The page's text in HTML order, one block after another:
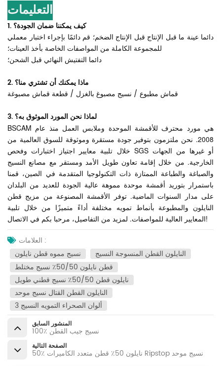
التعليمات
1. كيف يمكننا ضمان الجودة؟
دائما عينة ما قبل الإنتاج قبل الإنتاج الضخم؛ قم دائمًا بإجراء اختبار معملي
للمجموعة الكاملة من المواصفات الخاصة بأخذ العينات؛
دائما التفتيش النهائي قبل الشحن؛
2. ماذا يمكنك أن تشتري منا؟
قماش مطبوع / نسيج مصبوغ بالغزل / قطعة قماش مصبوغة
3. لماذا نحن المورد الموثوق به؟
BSCAM هي مورد محترف للأقمشة الموحدة وملابس العمل منذ عام
2008. نحن ملتزمون بتوفير جودة مستقرة وموثوقة للسوق العالمية من
خلال تلبية معايير اجتياز اختبارات وفحص SGS أو غيرها من الجهات
الخارجية. من خلال إقامة تعاون طويل الأمد ومستقر مع مصانع النسيج
والصباغة والطباعة الممتازة ذات التكنولوجيا المتقدمة في الصين، قمنا
باستمرار بتوريد أقمشة موحدة مموهة عالية الجودة للعديد من البلدان
على مدار السنوات الماضية. توفر الأقمشة المصنوعة من مزيج قطن
النايلون والمطبوعة بأنماط تمويه مختلفة أداءً متميزًا من خلال تلبية
المعايير العالية للمواصفات. لمزيد من التفاصيل، مرحبا بكم في الاتصال!
العلامات :
نسيج مموه قطن نايلون
النايلون القطن المنسوجة النسيج
قطن نايلون 50/50٪ نسيج مختلط
نايلون قطن 50/50٪ نسيج قطني طويل
النايلون القطن القتال نسيج موحد
3 ألوان الصحراء التمويه النسيج
المنشور السابق
100٪ نسيج جيب القطن
الصفحة التالية
50٪ نايلون 50٪ قطن متعدد الكاميرات Ripstop نسيج موحد